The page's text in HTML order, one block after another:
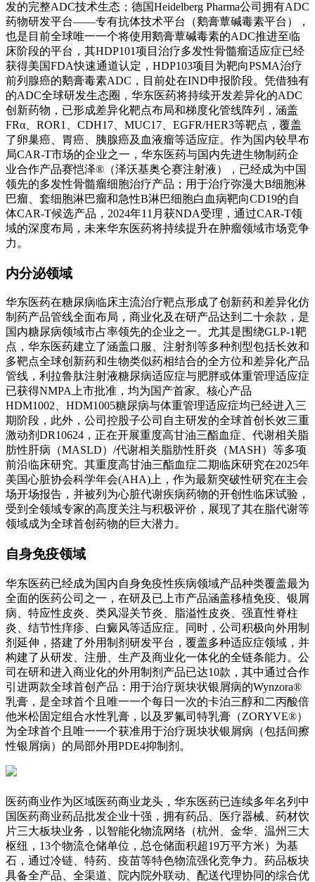
发的完整ADC技术生态；德国Heidelberg Pharma公司拥有ADC
药物研发平台——专有抗体技术平台（鹅膏蕈碱毒素平台），
也是目前全球唯一一个将使用鹅膏蕈碱毒素的ADC推进至临
床阶段的平台，其HDP101项目治疗多发性骨髓瘤适应症已经
获得美国FDA快速通道认定，HDP103项目为靶向PSMA治疗
前列腺癌的鹅膏毒素ADC，目前处在IND申报阶段。凭借独有
的ADC全球研发生态圈，华东医药将持续开发差异化的ADC
创新药物，已形成差异化靶点布局和梯度化管线阵列，涵盖
FRα、ROR1、CDH17、MUC17、EGFR/HER3等靶点，覆盖
了卵巢癌、胃癌、胰腺癌及血液瘤等适应症。作为国内较早布
局CAR-T市场的企业之一，华东医药与国内先进生物制药企
业合作产品赛恺泽®（泽沃基奥仑赛注射液），已经成为中国
领先的多发性骨髓瘤细胞治疗产品；用于治疗弥漫大B细胞淋
巴瘤、套细胞淋巴瘤和急性B淋巴细胞白血病靶向CD19的自
体CAR-T候选产品，2024年11月获NDA受理，通过CAR-T领
域的深度布局，未来华东医药将持续提升在肿瘤领域市场竞争
力。
内分泌领域
华东医药在糖尿病临床主流治疗靶点形成了创新药和差异化仿
制药产品管线全面布局，商业化及在研产品达到二十余款，是
国内糖尿病领域市占率领先的企业之一。尤其是围绕GLP-1靶
点，华东医药建立了涵盖口服、注射剂等多种剂型包括长效和
多靶点全球创新药和生物类似药相结合的全方位和差异化产品
管线，利拉鲁肽注射液糖尿病适应症与肥胖或体重管理适应症
已获得NMPA上市批准，均为国产首家。核心产品
HDM1002、HDM1005糖尿病与体重管理适应症均已经进入三
期阶段，此外，公司控股子公司自主研发的全球首创长效三重
激动剂DR10624，正在开展重度高甘油三酯血症、代谢相关脂
肪性肝病（MASLD）/代谢相关脂肪性肝炎（MASH）等多项
前沿临床研究。其重度高甘油三酯血症二期临床研究在2025年
美国心脏协会科学年会(AHA)上，作为最新突破性研究在主会
场开场报告，并被列为心脏代谢疾病药物的开创性临床试验，
受到全领域专家的高度关注与积极评价，展现了其在脂代谢等
领域成为全球首创药物的巨大潜力。
自身免疫领域
华东医药已经成为国内自身免疫性疾病领域产品种类覆盖最为
全面的医药公司之一，在研及已上市产品涵盖移植免疫、银屑
病、特应性皮炎、类风湿关节炎、脂溢性皮炎、强直性脊柱
炎、结节性痒疹、白癜风等适应症。同时，公司积极向外用制
剂延伸，搭建了外用制剂研发平台，覆盖多种适应症领域，并
构建了从研发、注册、生产及商业化一体化的全链条能力。公
司在研和进入商业化的外用制剂产品已达10款，其中通过合作
引进两款全球首创产品：用于治疗斑块状银屑病的Wynzora®
乳膏，是全球首个且唯一一个每日一次的卡泊三醇和二丙酸倍
他米松固定组合水性乳膏，以及罗氟司特乳膏（ZORYVE®）
为全球首个且唯一一个获准用于治疗斑块状银屑病（包括间擦
性银屑病）的局部外用PDE4抑制剂。
医药商业作为区域医药商业龙头，华东医药已连续多年名列中
国医药商业药品批发企业十强，拥有药品、医疗器械、药材饮
片三大板块业务，以智能化物流网络（杭州、金华、温州三大
枢纽，13个物流仓储单位，总仓储面积超19万平方米）为基
石，通过冷链、特药、疫苗等特色物流强化竞争力。药品板块
具备全产品、全渠道、院内院外联动、配送代理协同的综合优